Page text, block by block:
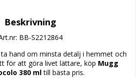
Beskrivning
BB-S2212864
hand om minsta detalj i hemmet och
för att göra livet lättare, köp Mugg
380 ml till bästa pris.